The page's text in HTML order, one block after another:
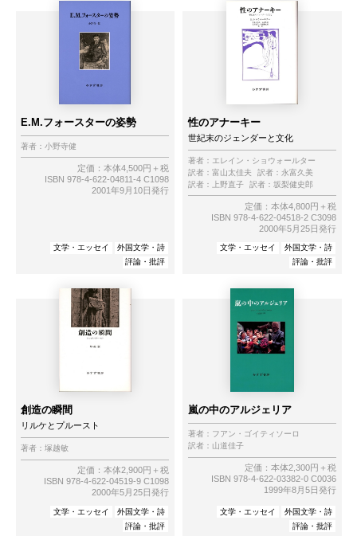
E.M.フォースターの姿勢
著者： 小野寺健
定価：本体4,500円＋税
ISBN 978-4-622-04811-4 C1098
2001年9月10日発行
文学・エッセイ
外国文学・詩
評論・批評
性のアナーキー
世紀末のジェンダーと文化
著者： エレイン・ショウォールター
訳者： 富山太佳夫 訳者： 永富久美
訳者：
上野直子 訳者： 坂梨健史郎
定価：本体4,800円＋税
ISBN 978-4-622-04518-2 C3098
2000年5月25日発行
文学・エッセイ
外国文学・詩
評論・批評
創造の瞬間
リルケとプルースト
著者： 塚越敏
定価：本体2,900円＋税
ISBN 978-4-622-04519-9 C1098
2000年5月25日発行
文学・エッセイ
外国文学・詩
評論・批評
嵐の中のアルジェリア
著者： フアン・ゴイティソーロ
訳者： 山道佳子
定価：本体2,300円＋税
ISBN 978-4-622-03382-0 C0036
1999年8月5日発行
文学・エッセイ
外国文学・詩
評論・批評